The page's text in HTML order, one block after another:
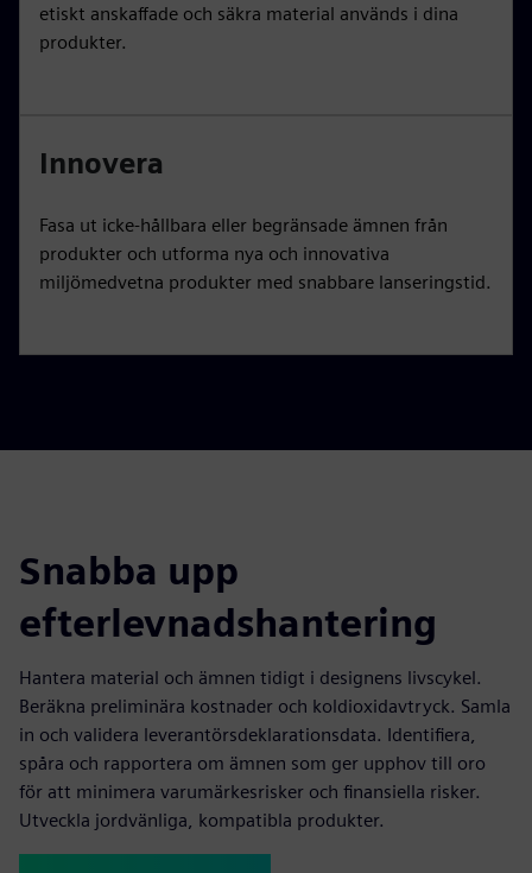
etiskt anskaffade och säkra material används i dina
produkter.
Innovera
Fasa ut icke-hållbara eller begränsade ämnen från
produkter och utforma nya och innovativa
miljömedvetna produkter med snabbare lanseringstid.
Snabba upp
efterlevnadshantering
Hantera material och ämnen tidigt i designens livscykel.
Beräkna preliminära kostnader och koldioxidavtryck. Samla
in och validera leverantörsdeklarationsdata. Identifiera,
spåra och rapportera om ämnen som ger upphov till oro
för att minimera varumärkesrisker och finansiella risker.
Utveckla jordvänliga, kompatibla produkter.